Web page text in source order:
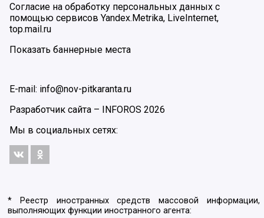
Согласие на обработку персональных данных с
помощью сервисов Yandex.Metrika, LiveInternet,
top.mail.ru
Показать баннерные места
E-mail: info@nov-pitkaranta.ru
Разработчик сайта –
INFOROS 2026
Мы в социальных сетях:
* Реестр иностранных средств массовой информации,
выполняющих функции иностранного агента: